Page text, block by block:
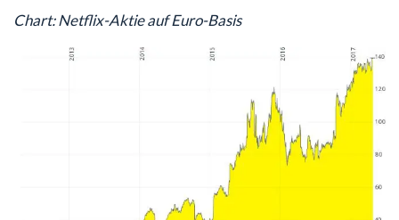
Chart: Netflix-Aktie auf Euro-Basis